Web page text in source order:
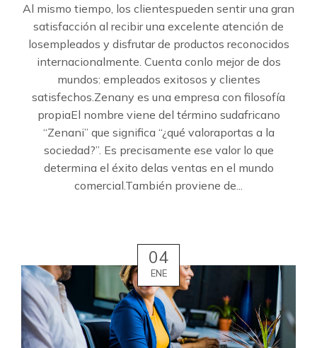
Al mismo tiempo, los clientespueden sentir una gran
satisfacción al recibir una excelente atención de
losempleados y disfrutar de productos reconocidos
internacionalmente. Cuenta conlo mejor de dos
mundos: empleados exitosos y clientes
satisfechos.Zenany es una empresa con filosofía
propiaEl nombre viene del término sudafricano
“Zenani” que significa “¿qué valoraportas a la
sociedad?”. Es precisamente ese valor lo que
determina el éxito delas ventas en el mundo
comercial.También proviene de...
04
ENE